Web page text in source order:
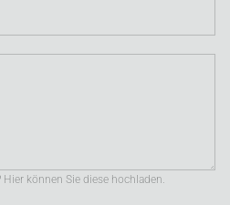
können Sie diese hochladen.